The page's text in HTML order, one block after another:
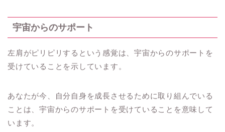
宇宙からのサポート
左肩がピリピリするという感覚は、宇宙からのサポートを
受けていることを示しています。
あなたが今、自分自身を成長させるために取り組んでいる
ことは、宇宙からのサポートを受けていることを意味して
います。